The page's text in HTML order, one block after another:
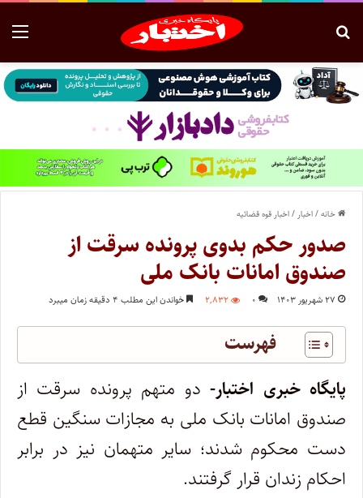
خانه/اخبار /اخبار قوه قضائیه
صدور حکم بدوی پرونده سرقت از
صندوق امانات بانک ملی
۲۷ شهریور ۱۴۰۳ ۰ ۲,۸۳۲ خواندن این مطلب ۴ دقیقه زمان میبرد
فهرست
پایگاه خبری اختبار- دو متهم پرونده سرقت از
صندوق امانات بانک ملی به مجازات سنگین قطع
دست محکوم شدند؛ سایر متهمان نیز در برابر
احکام زندان قرار گرفتند.